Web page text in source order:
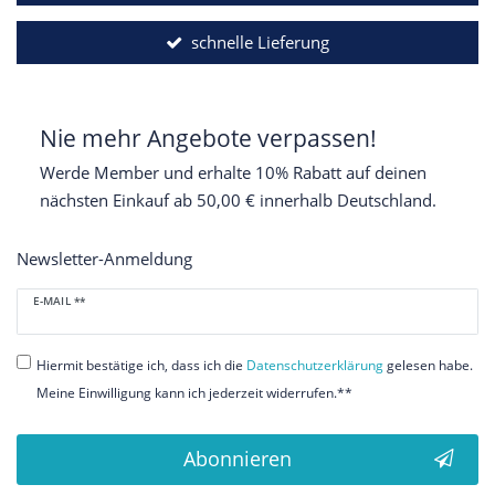
schnelle Lieferung
Nie mehr Angebote verpassen!
Werde Member und erhalte 10% Rabatt auf deinen
nächsten Einkauf ab 50,00 € innerhalb Deutschland.
Newsletter-Anmeldung
E-MAIL **
Newsletter
Honig
Hiermit bestätige ich, dass ich die Daten­schutz­erklärunggelesen habe.
Meine Einwilligung kann ich jederzeit widerrufen.**
Abonnieren